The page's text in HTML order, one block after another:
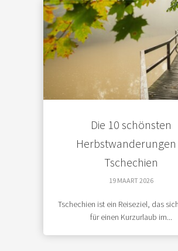
Die 10 schönsten
Herbstwanderungen
Tschechien
19 MAART 2026
Tschechien ist ein Reiseziel, das
für einen Kurzurlaub im...